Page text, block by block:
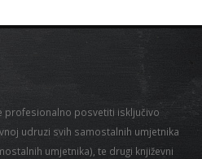
profesionalno posvetiti isključivo
udruzi svih samostalnih umjetnika
umjetnika), te drugi književni